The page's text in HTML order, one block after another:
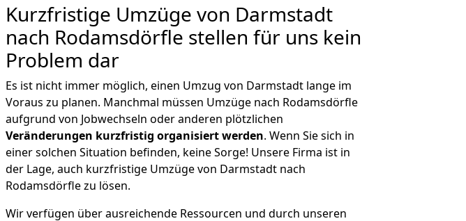
Kurzfristige Umzüge von Darmstadt
nach Rodamsdörfle stellen für uns kein
Problem dar
Es ist nicht immer möglich, einen Umzug von Darmstadt lange im
Voraus zu planen. Manchmal müssen Umzüge nach Rodamsdörfle
aufgrund von Jobwechseln oder anderen plötzlichen
Veränderungen kurzfristig organisiert werden. Wenn Sie sich in
einer solchen Situation befinden, keine Sorge! Unsere Firma ist in
der Lage, auch kurzfristige Umzüge von Darmstadt nach
Rodamsdörfle zu lösen.
Wir verfügen über ausreichende Ressourcen und durch unseren